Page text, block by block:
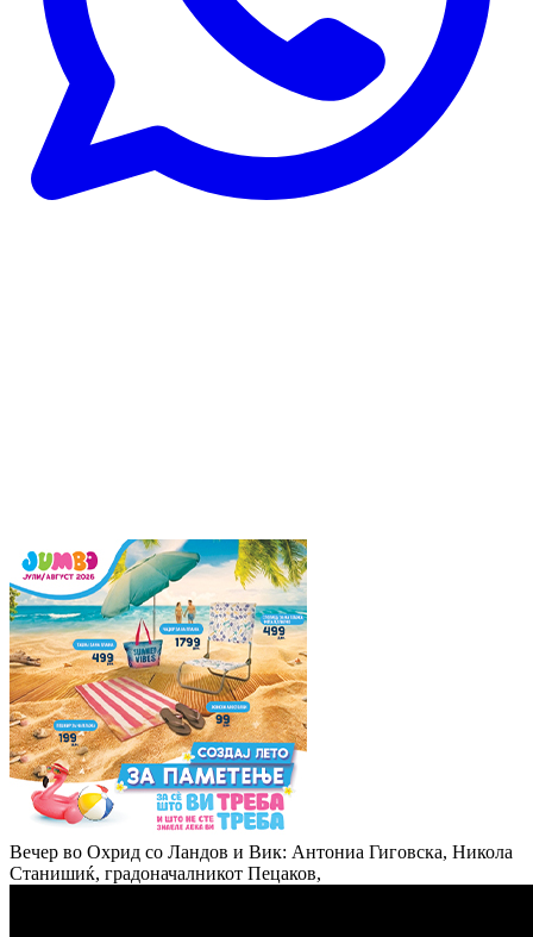
Вечер во Охрид со Ландов и Вик: Антониа Гиговска, Никола
Станишиќ, градоначалникот Пецаков,